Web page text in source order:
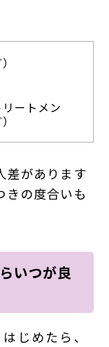
ートメン
差があります
きの度合いも
いつが良
じめたら、